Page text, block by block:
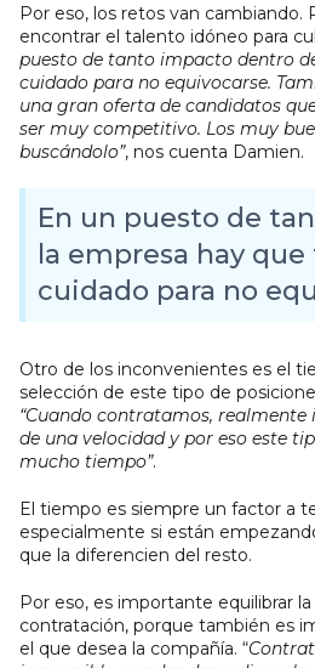
Por eso, los retos van cambiando.
encontrar el talento idóneo para
puesto de tanto impacto dentro
cuidado para no equivocarse.
una gran oferta de candidatos
ser muy competitivo. Los muy
buscándolo”, nos cuenta Damien.
En un puesto de
la empresa hay
cuidado para no
Otro de los inconvenientes es el
selección de este tipo de
“Cuando contratamos,
de una velocidad y por eso este
mucho tiempo”.
El tiempo es siempre un factor a
especialmente si están
que la diferencien del resto.
Por eso, es importante equilibrar
contratación, porque también es
el que desea la compañía. “